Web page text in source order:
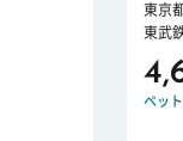
東京
東武
ペッ